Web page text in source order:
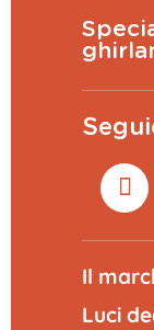
Il
Luci